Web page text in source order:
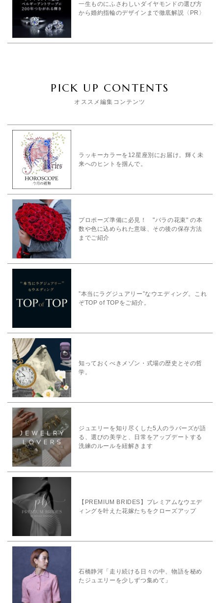
一生ものにふさわしいダイヤモンドの選び方
から婚約指輪のデザインまで徹底解説〈PR〉
PICK UP CONTENTS
オススメ編集コンテンツ
ラッキーカラーを12星座別にお届け。輝く未
来へのヒントを掴んで。
プロポーズ準備に必見！ "バラの花束" の本
数や色に込められた意味、その後の保存方法
までご紹介
”本当にラグジュアリー”なウエディング。これ
ぞTOP of TOPをご紹介。
知っておくべきメゾン・式場の歴史とその哲
学。
ジュエリーを知り尽くした5人のラバーズが語
る、選びの美学と、日常をアップデートする
洗練のルールを紐解きます
【PREMIUM BRIDES】プレミアムなウエデ
ィングを叶えた花嫁たちをクローズアップ
石橋静河「走り続ける日々の中、物語を秘め
たジュエリーを少しずつ集めて」